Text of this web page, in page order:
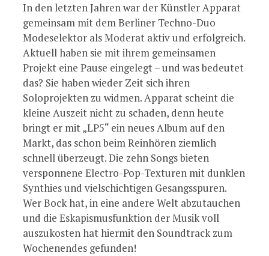
In den letzten Jahren war der Künstler Apparat
gemeinsam mit dem Berliner Techno-Duo
Modeselektor als Moderat aktiv und erfolgreich.
Aktuell haben sie mit ihrem gemeinsamen
Projekt eine Pause eingelegt – und was bedeutet
das? Sie haben wieder Zeit sich ihren
Soloprojekten zu widmen. Apparat scheint die
kleine Auszeit nicht zu schaden, denn heute
bringt er mit „LP5“ ein neues Album auf den
Markt, das schon beim Reinhören ziemlich
schnell überzeugt. Die zehn Songs bieten
versponnene Electro-Pop-Texturen mit dunklen
Synthies und vielschichtigen Gesangsspuren.
Wer Bock hat, in eine andere Welt abzutauchen
und die Eskapismusfunktion der Musik voll
auszukosten hat hiermit den Soundtrack zum
Wochenendes gefunden!